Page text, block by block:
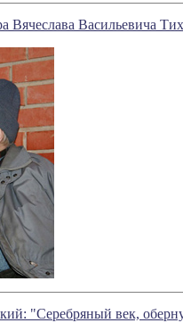
Вячеслава Васильевича
"Серебряный век,